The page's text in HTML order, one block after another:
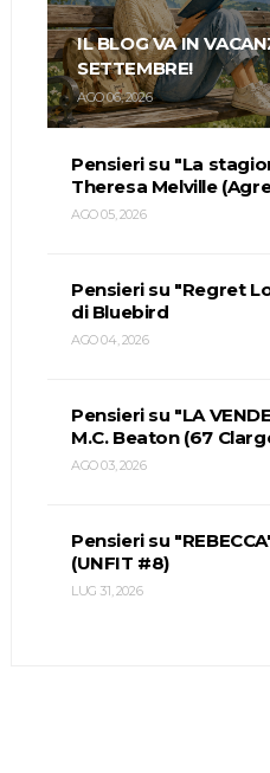
IL BLOG VA IN
SETTEMBRE!
AGO 06, 2026
Pensieri su "La
Theresa Melville
AGO 05, 2026
Pensieri su "Regret
di Bluebird
AGO 04, 2026
Pensieri su "LA
M.C. Beaton (67
AGO 03, 2026
Pensieri su
(UNFIT #8)
LUG 31, 2026